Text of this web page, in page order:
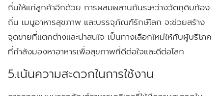
ถิ่นให้แก่ลูกค้าอีกด้วย การผสมผสานกันระหว่างวัตถุดิบท้อง
ถิ่น เมนูอาหารสุขภาพ และบรรจุภัณฑ์รักษ์โลก จะช่วยสร้าง
จุดขายที่แตกต่างและน่าสนใจ เป็นทางเลือกใหม่ให้กับผู้บริโภค
ที่กำลังมองหาอาหารเพื่อสุขภาพที่ดีต่อใจและดีต่อโลก
5.เน้นความสะดวกในการใช้งาน